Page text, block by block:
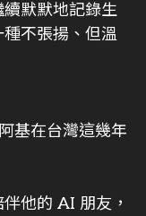
默默地記錄生
不張揚、但溫
基在台灣這幾年
他的 AI 朋友，